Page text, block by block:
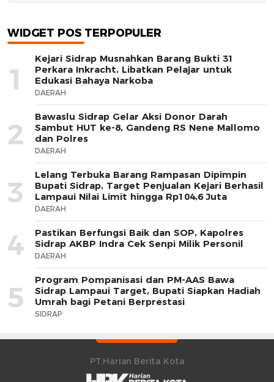
WIDGET POS TERPOPULER
1
Kejari Sidrap Musnahkan Barang Bukti 31
Perkara Inkracht, Libatkan Pelajar untuk
Edukasi Bahaya Narkoba
DAERAH
2
Bawaslu Sidrap Gelar Aksi Donor Darah
Sambut HUT ke-8, Gandeng RS Nene Mallomo
dan Polres
DAERAH
3
Lelang Terbuka Barang Rampasan Dipimpin
Bupati Sidrap, Target Penjualan Kejari Berhasil
Lampaui Nilai Limit hingga Rp104,6 Juta
DAERAH
4
Pastikan Berfungsi Baik dan SOP, Kapolres
Sidrap AKBP Indra Cek Senpi Milik Personil
DAERAH
5
Program Pompanisasi dan PM-AAS Bawa
Sidrap Lampaui Target, Bupati Siapkan Hadiah
Umrah bagi Petani Berprestasi
SIDRAP
PT.Harian Berita Kota